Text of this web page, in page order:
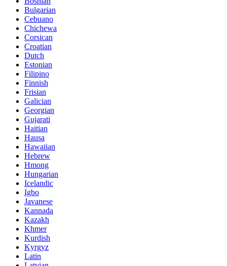
Bulgarian
Cebuano
Chichewa
Corsican
Croatian
Dutch
Estonian
Filipino
Finnish
Frisian
Galician
Georgian
Gujarati
Haitian
Hausa
Hawaiian
Hebrew
Hmong
Hungarian
Icelandic
Igbo
Javanese
Kannada
Kazakh
Khmer
Kurdish
Kyrgyz
Latin